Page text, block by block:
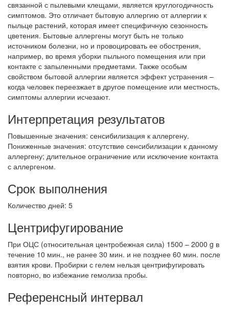
связанной с пылевыми клещами, является круглогодичность
симптомов. Это отличает бытовую аллергию от аллергии к
пыльце растений, которая имеет специфичную сезонность
цветения. Бытовые аллергены могут быть не только
источником болезни, но и провоцировать ее обострения,
например, во время уборки пыльного помещения или при
контакте с запыленными предметами. Также особым
свойством бытовой аллергии является эффект устранения –
когда человек переезжает в другое помещение или местность,
симптомы аллергии исчезают.
Интерпретация результатов
Повышенные значения: сенсибилизация к аллергену.
Пониженные значения: отсутствие сенсибилизации к данному
аллергену; длительное ограничение или исключение контакта
с аллергеном.
Срок выполнения
Количество дней: 5
Центрифугирование
При ОЦС (относительная центробежная сила) 1500 – 2000 g в
течение 10 мин., не ранее 30 мин. и не позднее 60 мин. после
взятия крови. Пробирки с гелем нельзя центрифугировать
повторно, во избежание гемолиза пробы.
Референсный интервал